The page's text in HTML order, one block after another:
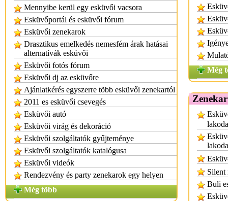
Mennyibe kerül egy esküvői vacsora
Esküvőportál és esküvői fórum
Esküvői zenekarok
Drasztikus emelkedés nemesfém árak hatásai
alternatívák esküvői
Esküvői fotós fórum
Esküvői dj az esküvőre
Ajánlatkérés egyszerre több esküvői zenekartól
2011 es esküvői csevegés
Esküvői autó
Esküvői virág és dekoráció
Esküvői szolgáltatók gyűjteménye
Esküvői szolgáltatók katalógusa
Esküvői videók
Rendezvény és party zenekarok egy helyen
Még több
Még
Silent
Buli